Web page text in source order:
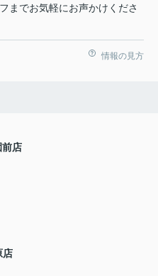
までお気軽にお声かけくださ
情報の見方
前店
店